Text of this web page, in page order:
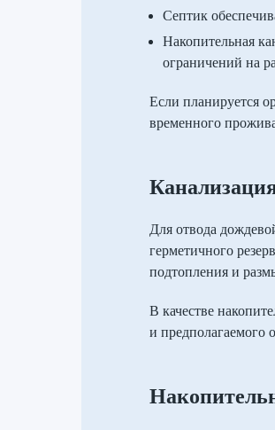
Септик
Накопительная
ограничений на
Если планируется
временного
Для отвода
герметичного
подтопления и
В качестве
и предполагаемого